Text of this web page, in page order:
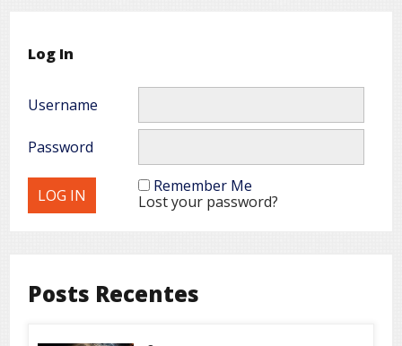
Log In
Username
Password
Remember Me
Lost your password?
Posts Recentes